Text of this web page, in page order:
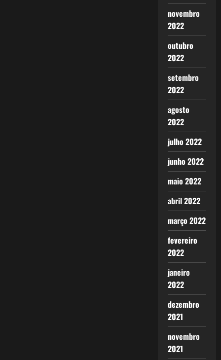
novembro
2022
outubro
2022
setembro
2022
agosto
2022
julho 2022
junho 2022
maio 2022
abril 2022
março 2022
fevereiro
2022
janeiro
2022
dezembro
2021
novembro
2021